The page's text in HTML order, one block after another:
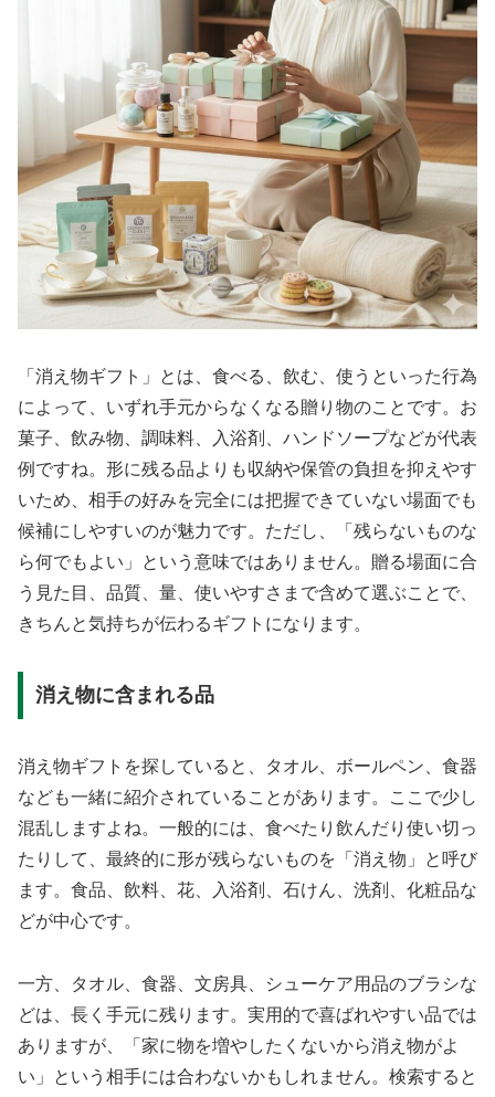
「消え物ギフト」とは、食べる、飲む、使うといった行為
によって、いずれ手元からなくなる贈り物のことです。お
菓子、飲み物、調味料、入浴剤、ハンドソープなどが代表
例ですね。形に残る品よりも収納や保管の負担を抑えやす
いため、相手の好みを完全には把握できていない場面でも
候補にしやすいのが魅力です。ただし、「残らないものな
ら何でもよい」という意味ではありません。贈る場面に合
う見た目、品質、量、使いやすさまで含めて選ぶことで、
きちんと気持ちが伝わるギフトになります。
消え物に含まれる品
消え物ギフトを探していると、タオル、ボールペン、食器
なども一緒に紹介されていることがあります。ここで少し
混乱しますよね。一般的には、食べたり飲んだり使い切っ
たりして、最終的に形が残らないものを「消え物」と呼び
ます。食品、飲料、花、入浴剤、石けん、洗剤、化粧品な
どが中心です。
一方、タオル、食器、文房具、シューケア用品のブラシな
どは、長く手元に残ります。実用的で喜ばれやすい品では
ありますが、「家に物を増やしたくないから消え物がよ
い」という相手には合わないかもしれません。検索すると